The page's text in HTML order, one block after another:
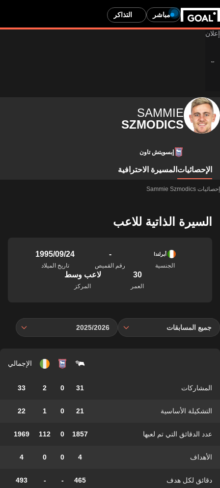
مباشر التذاكر
SAMMIE
SZMODICS
إبسويتش تاون
الإحصائيات المسيرة الاحترافية
إحصائيات Sammie Szmodics
السيرة الذاتية للاعب
أيرلندا
الجنسية
-
رقم القميص
24‏/09‏/1995
تاريخ الميلاد
30
العمر
لاعب وسط
المركز
جميع المسابقات 2025/2026
الإجمالي
المشاركات 31
0
2
33
التشكيلة الأساسية 21
0
1
22
عدد الدقائق التي تم لعبها 1857
0
112
1969
الأهداف 4
0
0
4
دقائق لكل هدف 465
-
-
493